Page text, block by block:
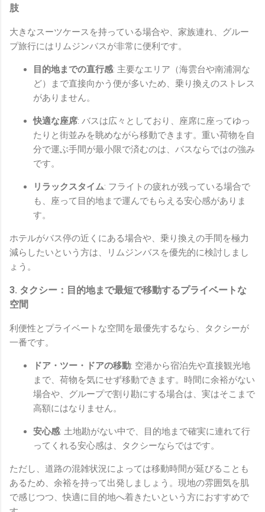
肢
大きなスーツケースを持っている場合や、家族連れ、グルー
プ旅行にはリムジンバスが非常に便利です。
目的地までの直行感: 主要なエリア（海雲台や南浦洞な
ど）まで直接向かう便が多いため、乗り換えのストレス
がありません。
快適な座席: バスは広々としており、座席に座ってゆっ
たりと街並みを眺めながら移動できます。重い荷物を自
分で運ぶ手間が最小限で済むのは、バスならではの強み
です。
リラックスタイム: フライトの疲れが残っている場合で
も、座って目的地まで運んでもらえる安心感がありま
す。
ホテルがバス停の近くにある場合や、乗り換えの手間を極力
減らしたいという方は、リムジンバスを優先的に検討しまし
ょう。
3. タクシー：目的地まで最短で移動するプライベートな
空間
利便性とプライベートな空間を最優先するなら、タクシーが
一番です。
ドア・ツー・ドアの移動: 空港から宿泊先や直接観光地
まで、荷物を気にせず移動できます。時間に余裕がない
場合や、グループで割り勘にする場合は、実はそこまで
高額にはなりません。
安心感: 土地勘がない中で、目的地まで確実に連れて行
ってくれる安心感は、タクシーならではです。
ただし、道路の混雑状況によっては移動時間が延びることも
あるため、余裕を持って出発しましょう。現地の雰囲気を肌
で感じつつ、快適に目的地へ着きたいという方におすすめで